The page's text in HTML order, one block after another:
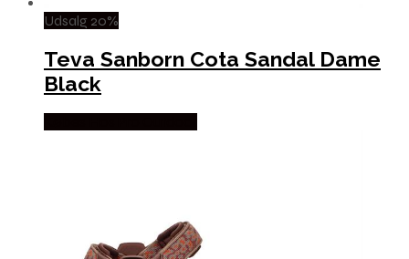
Udsalg 20%
Teva Sanborn Cota Sandal Dame
Black